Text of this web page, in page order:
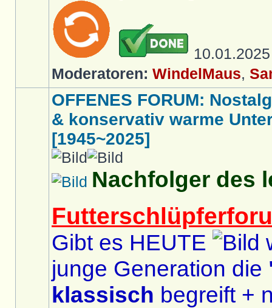
Moderatoren: WindelMaus,
OFFENES FORUM:
& konservativ warme
[1945~2025]
Nachfolger des
Gibt es HEUTE
junge Generation die
klassisch begreift +